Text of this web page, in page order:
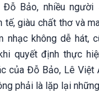
Bảo, nhiều người
tế, giàu chất thơ và
nhạc không dễ hát,
quyết định thực
của Đỗ Bảo, Lê Việt
phải là lặp lại